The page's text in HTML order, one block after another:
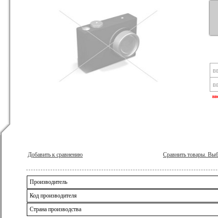
Добавить к сравнению Сравнить товары.
Производитель
Код производителя
Страна производства